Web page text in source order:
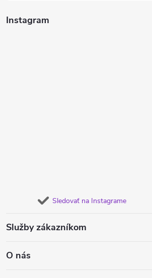
Instagram
Sledovať na Instagrame
Služby zákazníkom
O nás